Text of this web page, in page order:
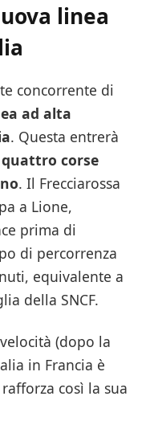
linea
concorrente di
ad alta
. Questa entrerà
corse
. Il Frecciarossa
a Lione,
prima di
di percorrenza
equivalente a
della SNCF.
(dopo la
in Francia è
così la sua